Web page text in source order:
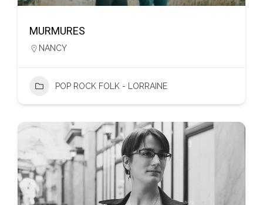
MURMURES
NANCY
POP ROCK FOLK - LORRAINE